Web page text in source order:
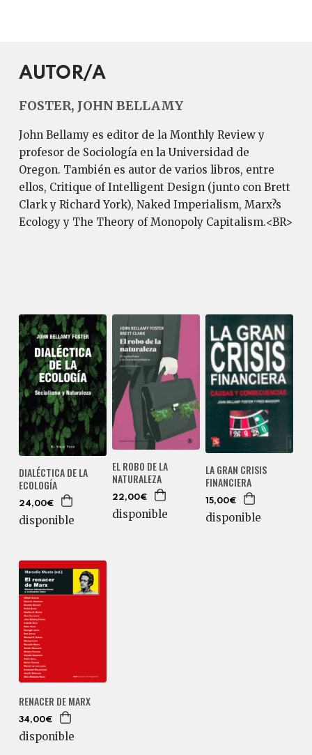
AUTOR/A
FOSTER, JOHN BELLAMY
John Bellamy es editor de la Monthly Review y
profesor de Sociología en la Universidad de
Oregon. También es autor de varios libros, entre
ellos, Critique of Intelligent Design (junto con Brett
Clark y Richard York), Naked Imperialism, Marx?s
Ecology y The Theory of Monopoly Capitalism.<BR>
DIALÉCTICA DE LA
ECOLOGÍA
24,00€
disponible
EL ROBO DE LA
NATURALEZA
22,00€
disponible
LA GRAN CRISIS
FINANCIERA
15,00€
disponible
RENACER DE MARX
34,00€
disponible